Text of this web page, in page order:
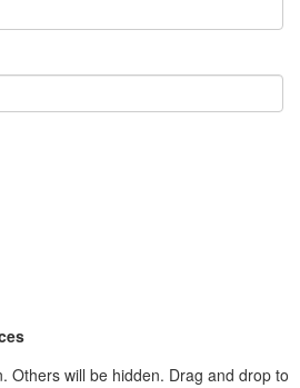
Others will be hidden. Drag and drop to